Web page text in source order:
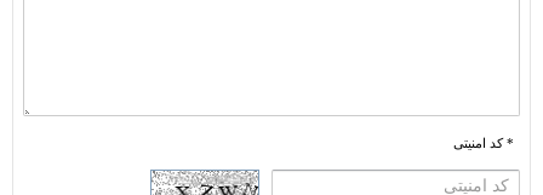
* کد امنیتی